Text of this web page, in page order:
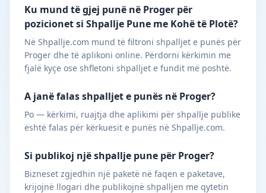
Ku mund të gjej punë në Proger për
pozicionet si Shpallje Pune me Kohë të Plotë?
Në Shpallje.com mund të filtroni shpalljet e punës për
Proger dhe të aplikoni online. Përdorni kërkimin me
fjalë kyçe ose shfletoni shpalljet e fundit më poshtë.
A janë falas shpalljet e punës në Proger?
Po — kërkimi, ruajtja dhe aplikimi për shpallje publike
është falas për kërkuesit e punës në Shpallje.com.
Si publikoj një shpallje pune për Proger?
Bizneset zgjedhin një paketë në faqen e paketave,
krijojnë llogari dhe publikojnë shpalljen me qytetin